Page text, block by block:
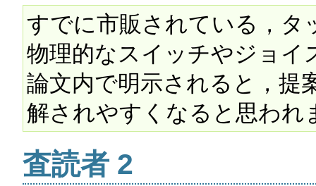
すでに市販されている，タ
物理的なスイッチやジョ
論文内で明示されると，提
解されやすくなると思われ
査読者 2